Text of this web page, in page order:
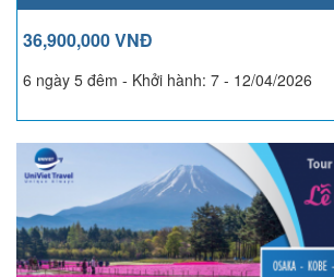
36,900,000 VNĐ
6 ngày 5 đêm - Khởi hành: 7 - 12/04/2026